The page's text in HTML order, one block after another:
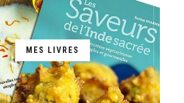
MES LIVRES